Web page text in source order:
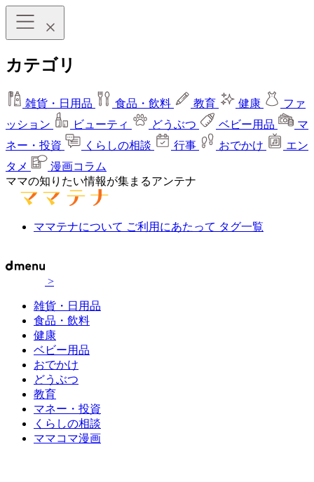
カテゴリ
雑貨・日用品 食品・飲料 教育 健康
ファ
ッション
ビューティ どうぶつ ベビー用品
マ
ネー・投資
くらしの相談 行事 おでかけ
エン
タメ
漫画コラム
ママの知りたい情報が集まるアンテナ
ママテナについて ご利用にあたって タグ一覧
>
雑貨・日用品
食品・飲料
健康
ベビー用品
おでかけ
どうぶつ
教育
マネー・投資
くらしの相談
ママコマ漫画